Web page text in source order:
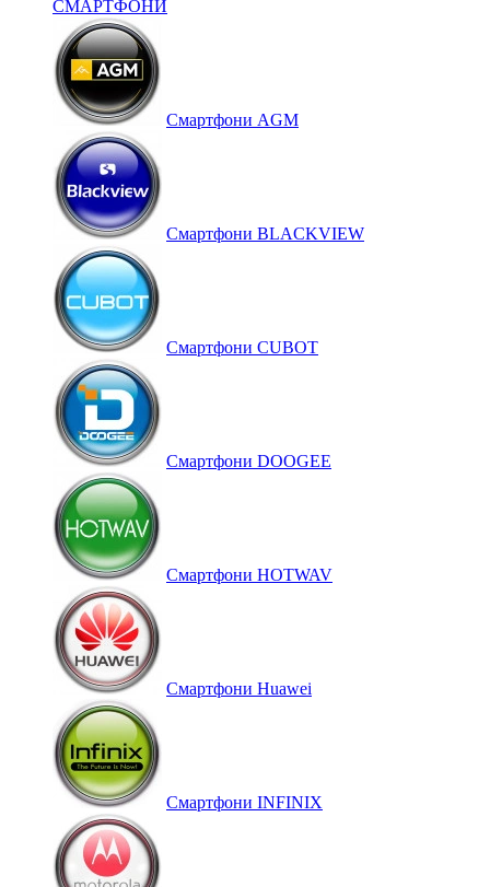
СМАРТФОНИ
Cмартфони AGM
Смартфони BLACKVIEW
Смартфони CUBOT
Смартфони DOOGEE
Смартфони HOTWAV
Смартфони Huawei
Смартфони INFINIX